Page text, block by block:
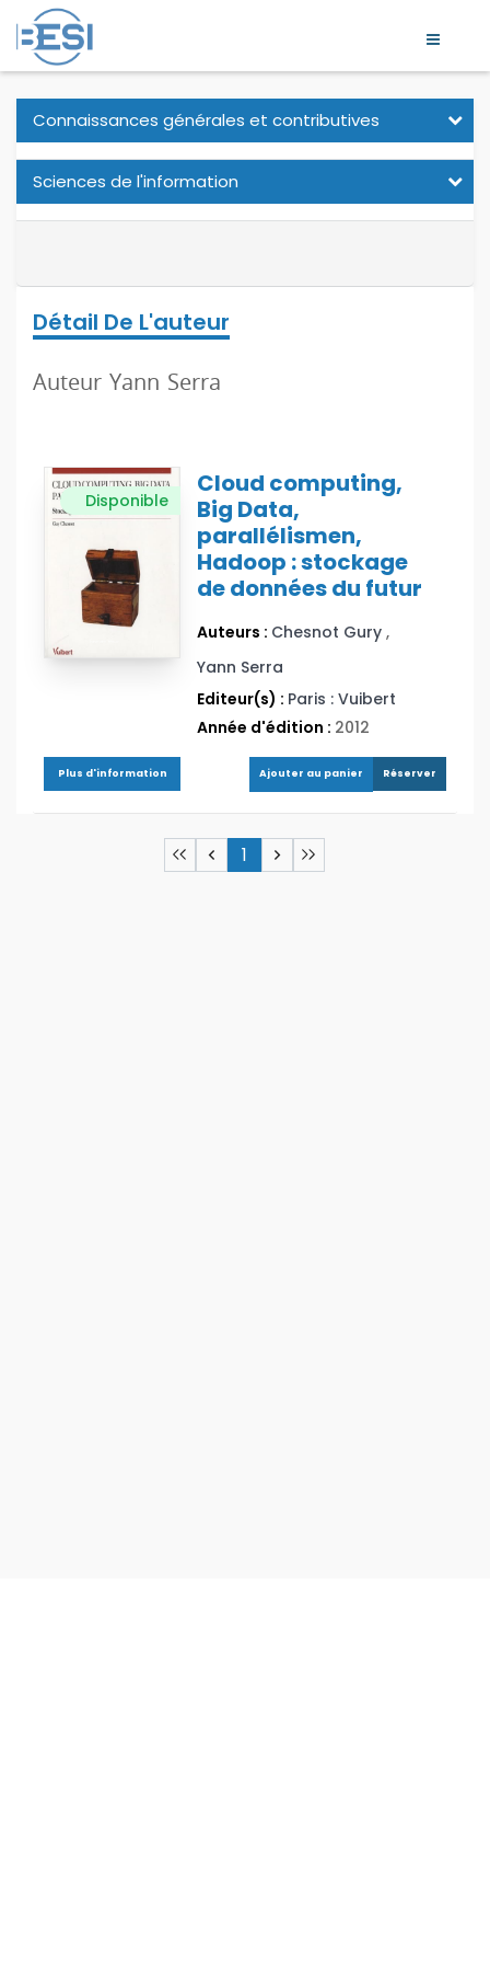
Détail De L'auteur
Auteur Yann Serra
Disponible
Cloud computing,
Big Data,
parallélismen,
Hadoop : stockage
de données du futur
Auteurs : Chesnot Gury ,
Yann Serra
Editeur(s) : Paris : Vuibert
Année d'édition : 2012
Plus d'information Ajouter au panier Réserver
1
Connaissances générales et contributives
Sciences de l'information